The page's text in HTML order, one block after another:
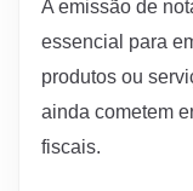
A emissão de
essencial para
produtos ou
ainda cometem
fiscais.